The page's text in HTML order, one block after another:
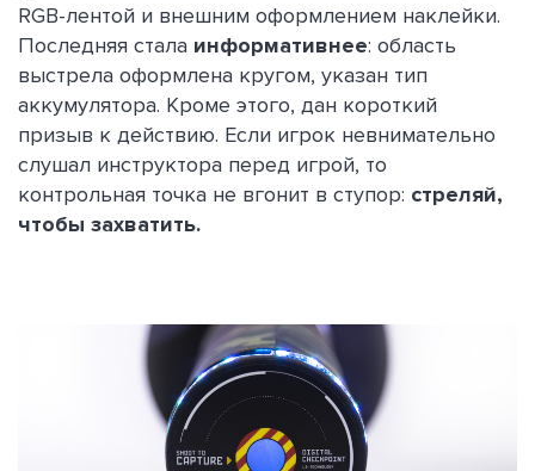
RGB-лентой и внешним оформлением наклейки.
Последняя стала информативнее: область
выстрела оформлена кругом, указан тип
аккумулятора. Кроме этого, дан короткий
призыв к действию. Если игрок невнимательно
слушал инструктора перед игрой, то
контрольная точка не вгонит в ступор: стреляй,
чтобы захватить.